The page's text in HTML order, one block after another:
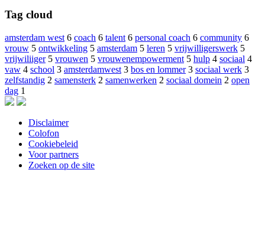
Tag cloud
amsterdam west 6 coach 6 talent 6 personal coach 6 community 6
vrouw 5 ontwikkeling 5 amsterdam 5 leren 5 vrijwilligerswerk 5
vrijwiliiger 5 vrouwen 5 vrouwenempowerment 5 hulp 4 sociaal 4
vaw 4 school 3 amsterdamwest 3 bos en lommer 3 sociaal werk 3
zelfstandig 2 samensterk 2 samenwerken 2 sociaal domein 2 open
dag 1
Disclaimer
Colofon
Cookiebeleid
Voor partners
Zoeken op de site